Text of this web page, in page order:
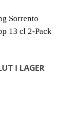
I LAGER